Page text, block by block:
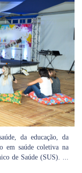
da educação, da
em saúde coletiva na
de Saúde (SUS).